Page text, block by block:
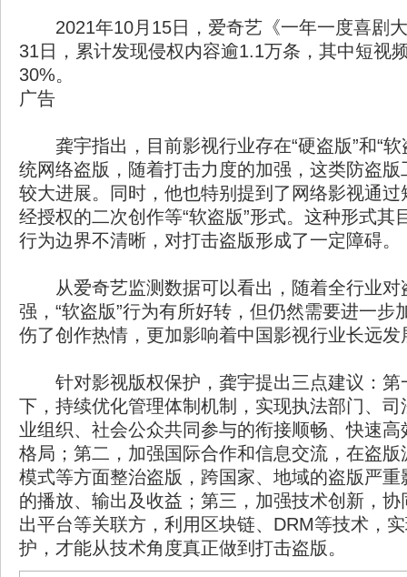
2021年10月15日，爱奇艺《一年一度喜剧
31日，累计发现侵权内容逾1.1万条，其中短视
30%。
广告
龚宇指出，目前影视行业存在“硬盗版”和“软
统网络盗版，随着打击力度的加强，这类防盗
较大进展。同时，他也特别提到了网络影视通
经授权的二次创作等“软盗版”形式。这种形式其
行为边界不清晰，对打击盗版形成了一定障碍。
从爱奇艺监测数据可以看出，随着全行业对
强，“软盗版”行为有所好转，但仍然需要进一步
伤了创作热情，更加影响着中国影视行业长远发
针对影视版权保护，龚宇提出三点建议：第
下，持续优化管理体制机制，实现执法部门、
业组织、社会公众共同参与的衔接顺畅、快速
格局；第二，加强国际合作和信息交流，在盗
模式等方面整治盗版，跨国家、地域的盗版严
的播放、输出及收益；第三，加强技术创新，
出平台等关联方，利用区块链、DRM等技术，
护，才能从技术角度真正做到打击盗版。